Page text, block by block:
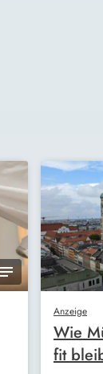
Anzeige
Wie
fit